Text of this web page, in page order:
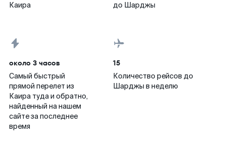
Каира
до Шарджы
около 3 часов
Самый быстрый
прямой перелет из
Каира туда и обратно,
найденный на нашем
сайте за последнее
время
15
Количество рейсов до
Шарджы в неделю